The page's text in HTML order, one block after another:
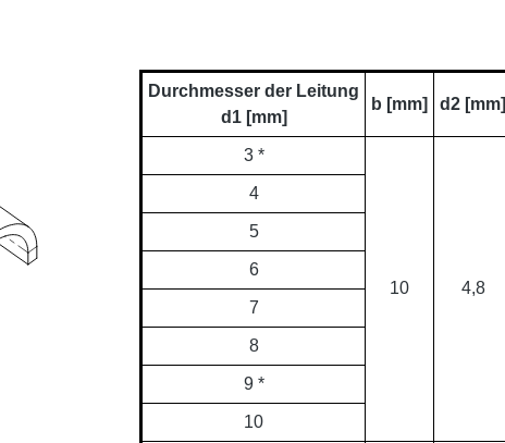
Durchmesser der Leitung
d1 [mm]
b [mm] d2 [mm]
3 *
10 4,8
4
5
6
7
8
9 *
10